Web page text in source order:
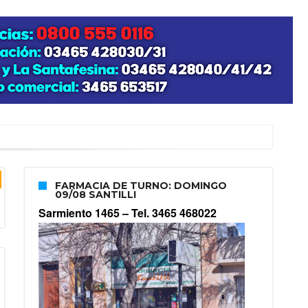
su nacimiento
FARMACIA DE TURNO: DOMINGO
09/08 SANTILLI
Sarmiento 1465 –Tel. 3465 468022